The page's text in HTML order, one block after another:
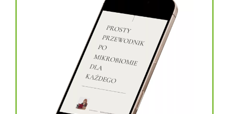
topinambur w kapsułkach